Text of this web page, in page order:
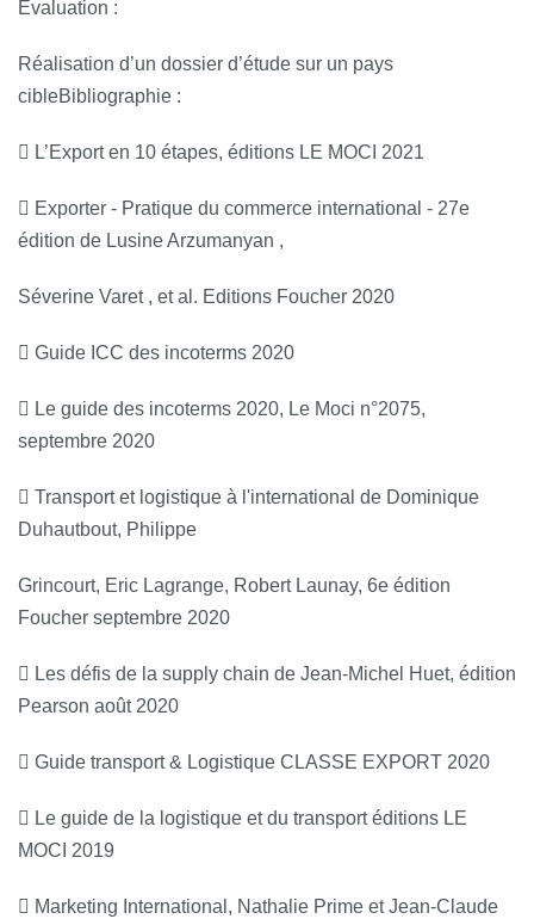
Evaluation :
Réalisation d’un dossier d’étude sur un pays
cibleBibliographie :
 L’Export en 10 étapes, éditions LE MOCI 2021
 Exporter - Pratique du commerce international - 27e
édition de Lusine Arzumanyan ,
Séverine Varet , et al. Editions Foucher 2020
 Guide ICC des incoterms 2020
 Le guide des incoterms 2020, Le Moci n°2075,
septembre 2020
 Transport et logistique à l'international de Dominique
Duhautbout, Philippe
Grincourt, Eric Lagrange, Robert Launay, 6e édition
Foucher septembre 2020
 Les défis de la supply chain de Jean-Michel Huet, édition
Pearson août 2020
 Guide transport & Logistique CLASSE EXPORT 2020
 Le guide de la logistique et du transport éditions LE
MOCI 2019
 Marketing International, Nathalie Prime et Jean-Claude